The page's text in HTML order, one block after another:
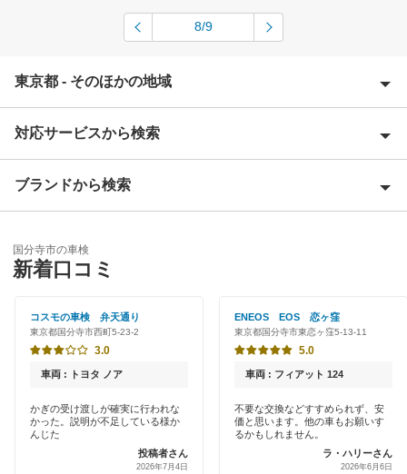
8/9
東京都 - そのほかの地域
昭島市
稲城市
青梅市
清瀬市
国立市
小金井市
狛江市
対応サービスから検索
Award 受賞店
特典あり
新車初回割りあり
早割りあり
クレジットカードOK
ブランドから検索
「車検の速太郎」
アップル車検
オートバックス
コスモの車検
国分寺市の車検
新着口コミ
コスモの車検 弁天通り
東京都国分寺市西町5-23-2
3.0
車両 : トヨタ ノア
かぎの受け渡しが確実に行われな
かった。説明が不足している様か
んじた
投稿者さん
2026年7月4日
ENEOS EOS 恋ヶ窪
東京都国分寺市東恋ヶ窪5-13-11
5.0
車両 : フィアット 124
不要な交換などすすめられず、安
価と思います。他の車もお願いす
るかもしれません。
ラ・ハリーさん
2026年6月6日